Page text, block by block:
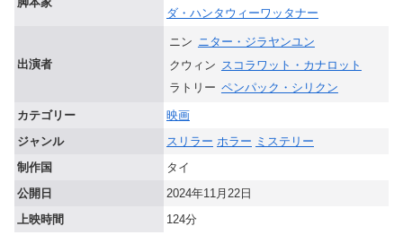
ダ・ハンタウィーワッタナー
出演者
ニン ニター・ジラヤンユン
クウィン スコラワット・カナロット
ラトリー ペンパック・シリクン
カテゴリー
映画
ジャンル
スリラー ホラー ミステリー
制作国
タイ
公開日
2024年11月22日
上映時間
124分